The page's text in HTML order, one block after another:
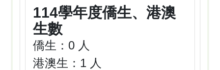
114學年度僑生、港澳
生數
僑生：0 人
港澳生：1 人